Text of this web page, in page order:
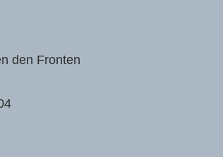
den Fronten